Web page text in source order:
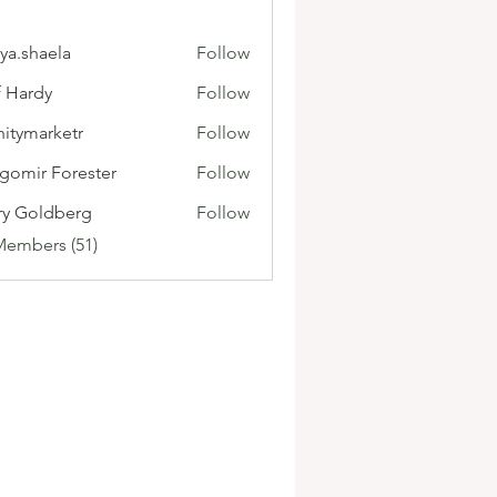
Follow
Hardy
Follow
Follow
Forester
Follow
Goldberg
Follow
(51)